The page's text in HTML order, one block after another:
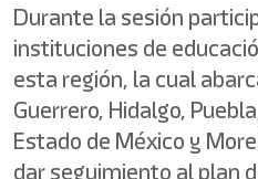
Durante la sesión
instituciones de
esta región, la cual
Guerrero, Hidalgo,
Estado de México y
dar seguimiento al plan